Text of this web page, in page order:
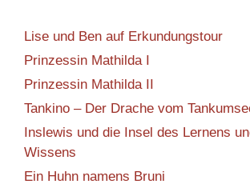
Lise und Ben auf Erkundungstour
Prinzessin Mathilda I
Prinzessin Mathilda II
Tankino – Der Drache vom
Inslewis und die Insel des Lernens
Wissens
Ein Huhn namens Bruni